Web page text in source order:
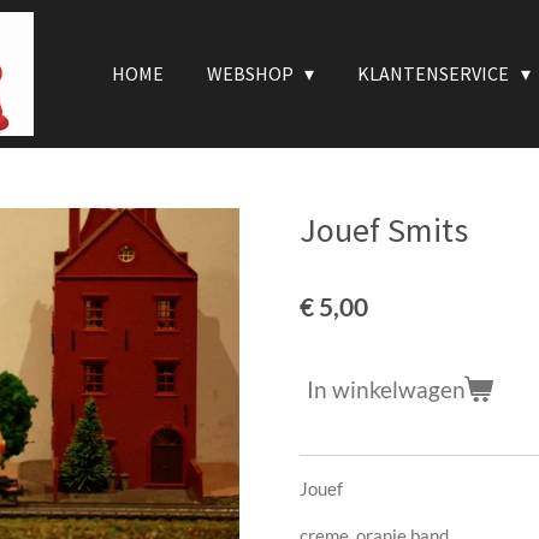
HOME WEBSHOP KLANTENSERVICE
Jouef Smits
€ 5,00
In winkelwagen
Jouef